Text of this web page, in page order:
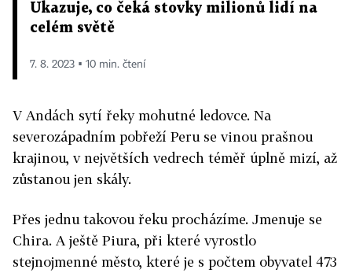
Ukazuje, co čeká stovky milionů lidí na
celém světě
7. 8. 2023 ▪ 10 min. čtení
V Andách sytí řeky mohutné ledovce. Na
severozápadním pobřeží Peru se vinou prašnou
krajinou, v největších vedrech téměř úplně mizí, až
zůstanou jen skály.
Přes jednu takovou řeku procházíme. Jmenuje se
Chira. A ještě Piura, při které vyrostlo
stejnojmenné město, které je s počtem obyvatel 473